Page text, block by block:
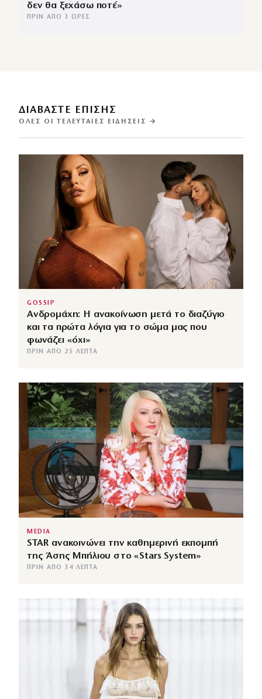
δεν θα ξεχάσω ποτέ»
ΠΡΙΝ ΑΠΌ 3 ΏΡΕΣ
ΔΙΑΒΑΣΤΕ ΕΠΙΣΗΣ
ΌΛΕΣ ΟΙ ΤΕΛΕΥΤΑΊΕΣ ΕΙΔΉΣΕΙΣ →
GOSSIP
Ανδρομάχη: Η ανακοίνωση μετά το διαζύγιο
και τα πρώτα λόγια για το σώμα μας που
φωνάζει «όχι»
ΠΡΙΝ ΑΠΌ 25 ΛΕΠΤΆ
MEDIA
STAR ανακοινώνει την καθημερινή εκπομπή
της Άσης Μπήλιου στο «Stars System»
ΠΡΙΝ ΑΠΌ 34 ΛΕΠΤΆ